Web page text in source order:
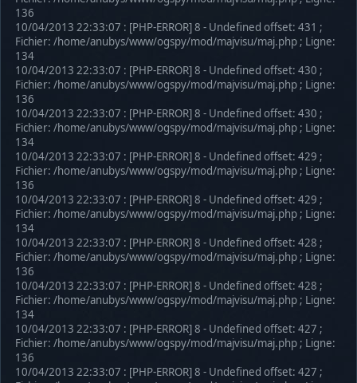
136
10/04/2013 22:33:07 : [PHP-ERROR] 8 - Undefined offset: 431 ;
Fichier: /home/anubys/www/ogspy/mod/majvisu/maj.php ; Ligne:
134
10/04/2013 22:33:07 : [PHP-ERROR] 8 - Undefined offset: 430 ;
Fichier: /home/anubys/www/ogspy/mod/majvisu/maj.php ; Ligne:
136
10/04/2013 22:33:07 : [PHP-ERROR] 8 - Undefined offset: 430 ;
Fichier: /home/anubys/www/ogspy/mod/majvisu/maj.php ; Ligne:
134
10/04/2013 22:33:07 : [PHP-ERROR] 8 - Undefined offset: 429 ;
Fichier: /home/anubys/www/ogspy/mod/majvisu/maj.php ; Ligne:
136
10/04/2013 22:33:07 : [PHP-ERROR] 8 - Undefined offset: 429 ;
Fichier: /home/anubys/www/ogspy/mod/majvisu/maj.php ; Ligne:
134
10/04/2013 22:33:07 : [PHP-ERROR] 8 - Undefined offset: 428 ;
Fichier: /home/anubys/www/ogspy/mod/majvisu/maj.php ; Ligne:
136
10/04/2013 22:33:07 : [PHP-ERROR] 8 - Undefined offset: 428 ;
Fichier: /home/anubys/www/ogspy/mod/majvisu/maj.php ; Ligne:
134
10/04/2013 22:33:07 : [PHP-ERROR] 8 - Undefined offset: 427 ;
Fichier: /home/anubys/www/ogspy/mod/majvisu/maj.php ; Ligne:
136
10/04/2013 22:33:07 : [PHP-ERROR] 8 - Undefined offset: 427 ;